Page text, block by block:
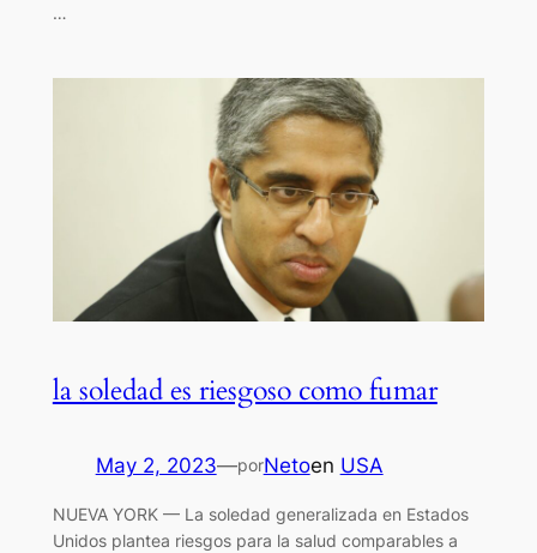
…
la soledad es riesgoso como fumar
May 2, 2023—porNetoen USA
NUEVA YORK — La soledad generalizada en Estados
Unidos plantea riesgos para la salud comparables a